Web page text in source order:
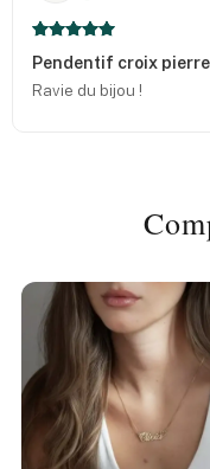
Pendentif croix
Ravie du bijou !